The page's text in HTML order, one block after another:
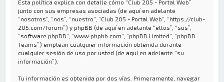
Esta política explica con detalle cómo “Club 205 - Portal Web”
junto con sus empresas asociadas (de aquí en adelante
“nosotros”, “nos”, “nuestro”, “Club 205 - Portal Web”, “https://club-
205.com/forum”) y phpBB (de aquí en adelante “ellos”, “sus”,
“software phpBB”, “www.phpbb.com”, “phpBB Limited”, “phpBB
Teams”) emplean cualquier información obtenida durante
cualquier sesión de uso por usted (de aquí en adelante “su
información”).
Tu información es obtenida por dos vías. Primeramente, navegar